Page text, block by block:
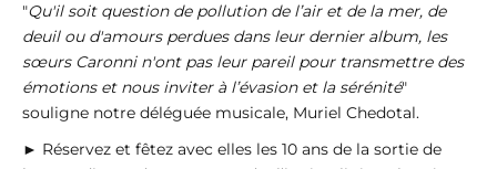
"Qu'il soit question de pollution de l’air et de la mer, de
deuil ou d'amours perdues dans leur dernier album, les
sœurs Caronni n'ont pas leur pareil pour transmettre des
émotions et nous inviter à l’évasion et la sérénité"
souligne notre déléguée musicale, Muriel Chedotal.
► Réservez et fêtez avec elles les 10 ans de la sortie de